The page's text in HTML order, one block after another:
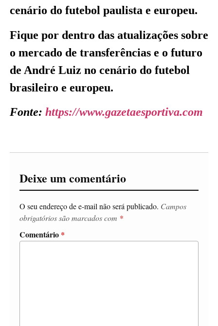
cenário do futebol paulista e europeu.
Fique por dentro das atualizações sobre
o mercado de transferências e o futuro
de André Luiz no cenário do futebol
brasileiro e europeu.
Fonte: https://www.gazetaesportiva.com
Deixe um comentário
O seu endereço de e-mail não será publicado. Campos
obrigatórios são marcados com *
Comentário *